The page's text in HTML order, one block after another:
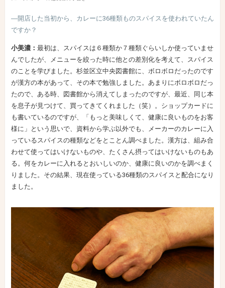
―開店した当初から、カレーに36種類ものスパイスを使われていたん
ですか？
小美濃： 最初は、スパイスは６種類か７種類ぐらいしか使っていませ
んでしたが、メニューを絞った時に他との差別化を考えて、スパイス
のことを学びました。杉並区立中央図書館に、ボロボロだったのです
が漢方の本があって、その本で勉強しました。あまりにボロボロだっ
たので、ある時、図書館から消えてしまったのですが、最近、同じ本
を息子が見つけて、買ってきてくれました（笑）。ショップカードに
も書いているのですが、「もっと美味しくて、健康に良いものをお客
様に」という思いで、資料から学ぶ以外でも、メーカーのカレーに入
っているスパイスの種類などをとことん調べました。漢方は、組み合
わせて使ってはいけないものや、たくさん摂ってはいけないものもあ
る。何をカレーに入れるとおいしいのか、健康に良いのかを調べまく
りました。その結果、現在使っている36種類のスパイスと配合になり
ました。